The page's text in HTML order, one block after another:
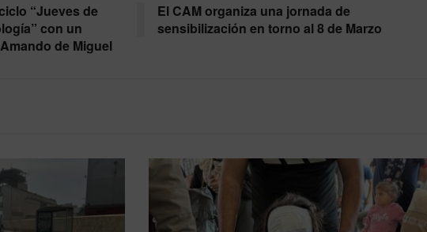
“Jueves de
con un
de Miguel
El CAM organiza una jornada de
sensibilización en torno al 8 de Marzo